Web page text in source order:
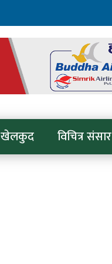
खेलकुद विचित्र संसार